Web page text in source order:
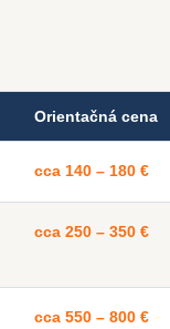
Orientačná cena
cca 140 – 180 €
cca 250 – 350 €
cca 550 – 800 €